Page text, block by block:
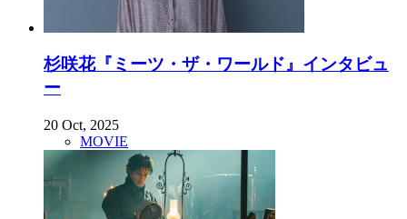
杉咲花『ミーツ・ザ・ワールド』インタビュ
ー
20 Oct, 2025
MOVIE